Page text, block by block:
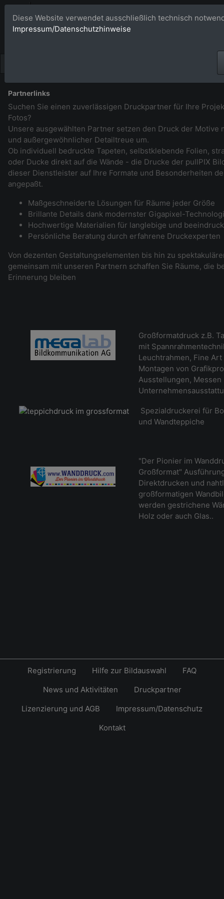
Bildagentur
Partnerlinks
Suchen Sie einen zuverlässigen Druckpartner für Ihre
Fotos?
Unsere ausgewählten Partner setzen den Druck der Motive
und außergewöhnlicher Detailtreue um.
Ob individuell bedruckte Tapeten, selbstklebende Folien,
oder Ducke direkt auf die Wände - die Drucke der pullPIX
dieser Dienstleister auf Ihre Formate und Besonderheiten
angepaßt.
Maßgeschneiderte Lösungen für Räume jeder Größe
Brillante Details dank modernster Gigapixel-
Hochwertige Materialien für langlebige und
Persönliche Beratung durch erfahrene Druckexperten
Von dezenten Gestaltungselementen bis hin zu
gemeinsam mit unseren Partnern schaffen Sie Räume, die
Erinnerung bleiben
Großformatdruck z.B.
mit
Leuchtrahmen, Fine
Montagen von
Ausstellungen, Messen
Spezialdruckerei für
und Wandteppiche
"Der Pionier im
Großformat"
Direktdrucken und
großformatigen
werden gestrichene
Holz oder auch Glas..
Diese Website verwendet ausschließlich technisch
Impressum/Datenschutzhinweise
Registrierung Hilfe zur Bildauswahl
FAQ
News und Aktivitäten
Druckpartner
Lizenzierung und AGB
Impressum/Datenschutz
Kontakt